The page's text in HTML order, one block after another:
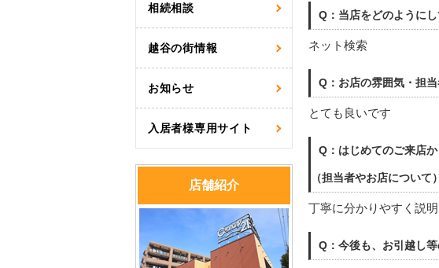
Q：当店をどのように
ネット検索
Q：お店の雰囲気・担
とても良いです
Q：はじめてのご来店
（担当者やお店について）
丁寧に分かりやすく説
Q：今後も、お引越し
相続相談
越谷の街情報
お知らせ
入居者様専用サイト
店舗紹介